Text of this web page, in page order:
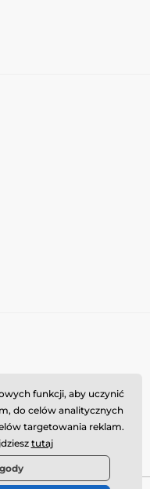
74718, Píšť, Czechy,
funkcji, aby uczynić
do celów analitycznych
targetowania reklam.
tutaj